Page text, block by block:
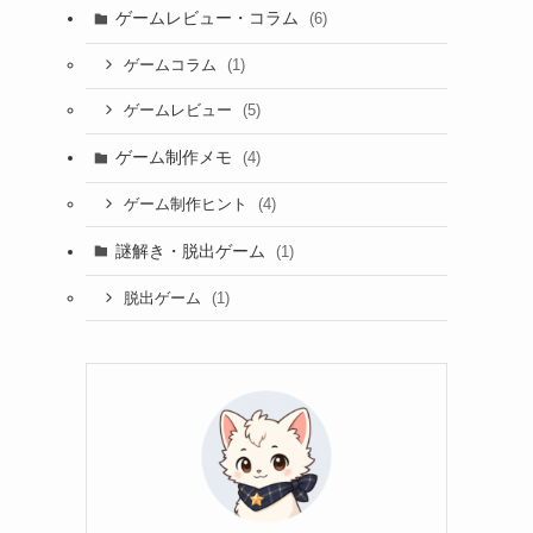
ゲームレビュー・コラム (6)
ゲームコラム (1)
ゲームレビュー (5)
ゲーム制作メモ (4)
ゲーム制作ヒント (4)
謎解き・脱出ゲーム (1)
脱出ゲーム (1)